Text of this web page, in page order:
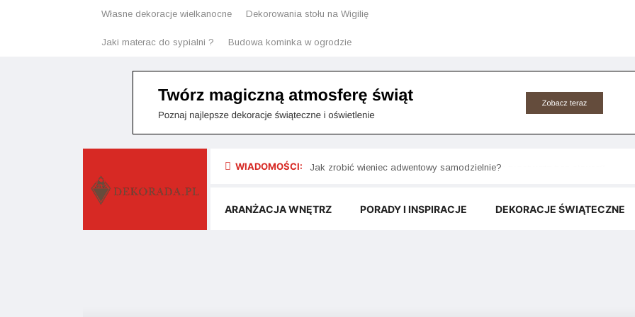
Własne dekoracje wielkanocne Dekorowania stołu na Wigilię
Jaki materac do sypialni ? Budowa kominka w ogrodzie
WIADOMOŚCI: Jakie rośliny doniczkowe do ciemnego pokoju przetrwają bez słońca?
ARANŻACJA WNĘTRZ PORADY I INSPIRACJE DEKORACJE ŚWIĄTECZNE